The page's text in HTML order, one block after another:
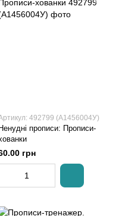
492799 (А1456004У)
Ненудні прописи: Прописи-
грн